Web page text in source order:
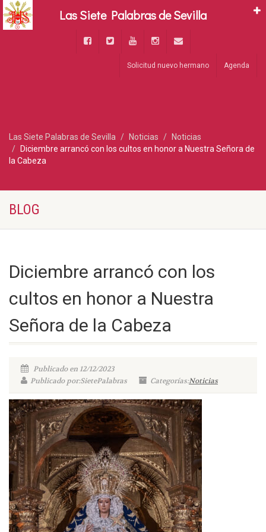
Solicitud nuevo hermano Agenda
Las Siete Palabras de Sevilla Noticias
Noticias
Diciembre arrancó con los cultos en honor a Nuestra Señora de
la Cabeza
BLOG
Diciembre arrancó con los
cultos en honor a Nuestra
Señora de la Cabeza
Publicado en 12/12/2023
Publicado por:SietePalabras
Categorías:Noticias
Las Siete Palabras de Sevilla